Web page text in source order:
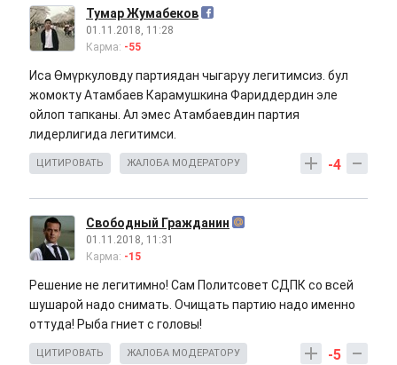
Тумар Жумабеков
01.11.2018, 11:28
Карма: -55
Иса Өмүркуловду партиядан чыгаруу легитимсиз. бул
жомокту Атамбаев Карамушкина Фариддердин эле
ойлоп тапканы. Ал эмес Атамбаевдин партия
лидерлигида легитимси.
-4
ЦИТИРОВАТЬ ЖАЛОБА МОДЕРАТОРУ
Свободный Гражданин
01.11.2018, 11:31
Карма: -15
Решение не легитимно! Сам Политсовет СДПК со всей
шушарой надо снимать. Очищать партию надо именно
оттуда! Рыба гниет с головы!
-5
ЦИТИРОВАТЬ ЖАЛОБА МОДЕРАТОРУ